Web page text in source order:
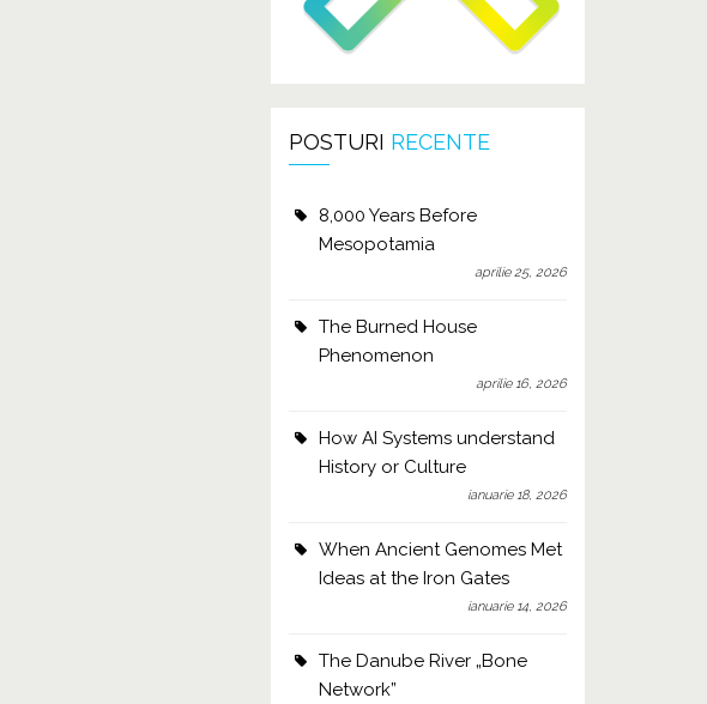
POSTURI RECENTE
8,000 Years Before
Mesopotamia
aprilie 25, 2026
The Burned House
Phenomenon
aprilie 16, 2026
How AI Systems understand
History or Culture
ianuarie 18, 2026
When Ancient Genomes Met
Ideas at the Iron Gates
ianuarie 14, 2026
The Danube River „Bone
Network”